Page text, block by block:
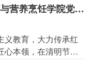
会。学院院长吕惠
参加会议。会议由
清明祭英烈，匠心育新人——数智经济与营养烹饪学院党支部组织师生开展清明节烈士陵园祭扫活动
义教育，大力传承红
心本领，在清明节来